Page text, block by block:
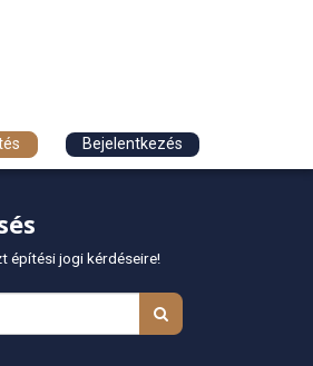
Bejelentkezés
építési jogi kérdéseire!